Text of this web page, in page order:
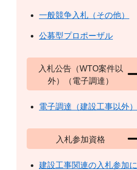
一般競争入札（その他）
公募型プロポーザル
入札公告（WTO案件以
外）（電子調達）
電子調達（建設工事以外）
入札参加資格
建設工事関連の入札参加に